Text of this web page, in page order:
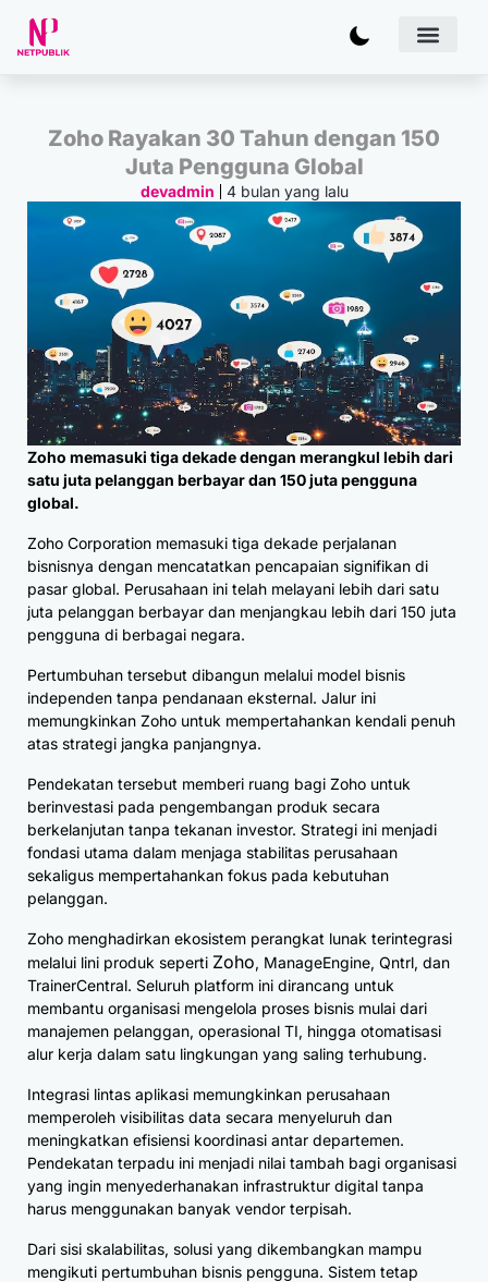
Zoho Rayakan 30 Tahun dengan 150
Juta Pengguna Global
devadmin 4 bulan yang lalu
Zoho memasuki tiga dekade dengan merangkul lebih dari
satu juta pelanggan berbayar dan 150 juta pengguna
global.
Zoho Corporation memasuki tiga dekade perjalanan
bisnisnya dengan mencatatkan pencapaian signifikan di
pasar global. Perusahaan ini telah melayani lebih dari satu
juta pelanggan berbayar dan menjangkau lebih dari 150 juta
pengguna di berbagai negara.
Pertumbuhan tersebut dibangun melalui model bisnis
independen tanpa pendanaan eksternal. Jalur ini
memungkinkan Zoho untuk mempertahankan kendali penuh
atas strategi jangka panjangnya.
Pendekatan tersebut memberi ruang bagi Zoho untuk
berinvestasi pada pengembangan produk secara
berkelanjutan tanpa tekanan investor. Strategi ini menjadi
fondasi utama dalam menjaga stabilitas perusahaan
sekaligus mempertahankan fokus pada kebutuhan
pelanggan.
Zoho menghadirkan ekosistem perangkat lunak terintegrasi
melalui lini produk seperti Zoho, ManageEngine, Qntrl, dan
TrainerCentral. Seluruh platform ini dirancang untuk
membantu organisasi mengelola proses bisnis mulai dari
manajemen pelanggan, operasional TI, hingga otomatisasi
alur kerja dalam satu lingkungan yang saling terhubung.
Integrasi lintas aplikasi memungkinkan perusahaan
memperoleh visibilitas data secara menyeluruh dan
meningkatkan efisiensi koordinasi antar departemen.
Pendekatan terpadu ini menjadi nilai tambah bagi organisasi
yang ingin menyederhanakan infrastruktur digital tanpa
harus menggunakan banyak vendor terpisah.
Dari sisi skalabilitas, solusi yang dikembangkan mampu
mengikuti pertumbuhan bisnis pengguna. Sistem tetap